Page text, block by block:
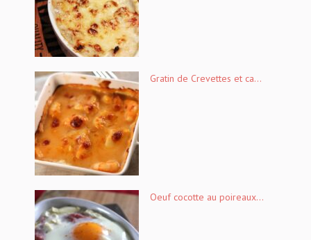
Gratin de Crevettes et ca...
Oeuf cocotte au poireaux...